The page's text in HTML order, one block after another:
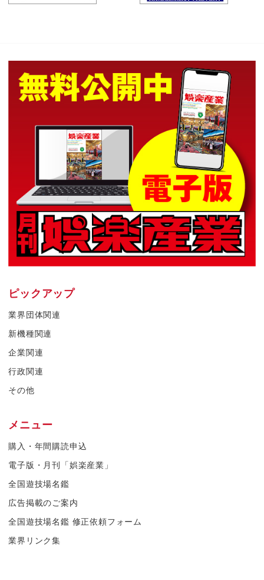
ピックアップ
業界団体関連
新機種関連
企業関連
行政関連
その他
メニュー
購入・年間購読申込
電子版・月刊「娯楽産業」
全国遊技場名鑑
広告掲載のご案内
全国遊技場名鑑 修正依頼フォーム
業界リンク集